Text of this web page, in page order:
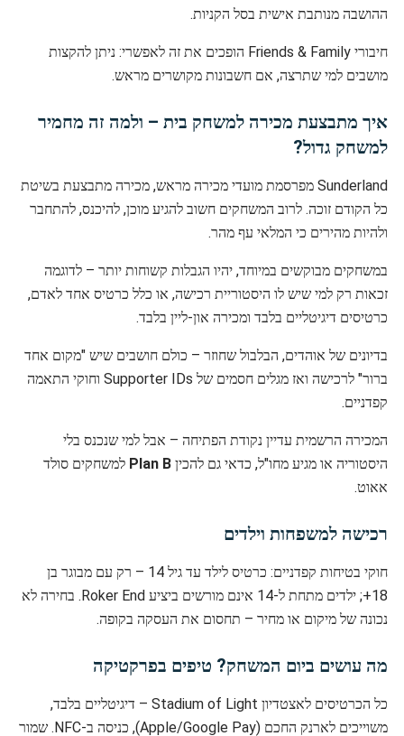
ההושבה מנותבת אישית בסל הקניות.
חיבורי Friends & Family הופכים את זה לאפשרי: ניתן להקצות
מושבים למי שתרצה, אם חשבונות מקושרים מראש.
איך מתבצעת מכירה למשחק בית – ולמה זה מחמיר
למשחק גדול?
Sunderland מפרסמת מועדי מכירה מראש, מכירה מתבצעת בשיטת
כל הקודם זוכה. לרוב המשחקים חשוב להגיע מוכן, להיכנס, להתחבר
ולהיות מהירים כי המלאי עף מהר.
במשחקים מבוקשים במיוחד, יהיו הגבלות קשוחות יותר – לדוגמה
זכאות רק למי שיש לו היסטוריית רכישה, או כלל כרטיס אחד לאדם,
כרטיסים דיגיטליים בלבד ומכירה און-ליין בלבד.
בדיונים של אוהדים, הבלבול שחוזר – כולם חושבים שיש "מקום אחד
ברור" לרכישה ואז מגלים חסמים של Supporter IDs וחוקי התאמה
קפדניים.
המכירה הרשמית עדיין נקודת הפתיחה – אבל למי שנכנס בלי
היסטוריה או מגיע מחו"ל, כדאי גם להכין Plan B למשחקים סולד
אאוט.
רכישה למשפחות וילדים
חוקי בטיחות קפדניים: כרטיס לילד עד גיל 14 – רק עם מבוגר בן
18+; ילדים מתחת ל-14 אינם מורשים ביציע Roker End. בחירה לא
נכונה של מיקום או מחיר – תחסום את העסקה בקופה.
מה עושים ביום המשחק? טיפים בפרקטיקה
כל הכרטיסים לאצטדיון Stadium of Light – דיגיטליים בלבד,
משוייכים לארנק החכם (Apple/Google Pay), כניסה ב-NFC. שמור